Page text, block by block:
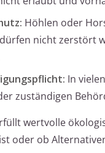
Höhlen oder
nicht zerstört
In
zuständigen
wertvolle
oder ob